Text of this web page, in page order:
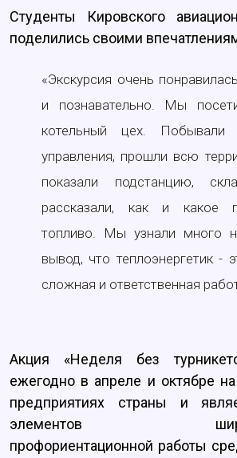
Студенты Кировского
поделились своими
«Экскурсия очень
и познавательно. Мы
котельный цех.
управления, прошли всю
показали подстанцию,
рассказали, как и какое
топливо. Мы узнали много
вывод, что теплоэнергетик -
сложная и ответственная
Акция «Неделя без
ежегодно в апреле и октябре
предприятиях страны и
элементов
профориентационной работы